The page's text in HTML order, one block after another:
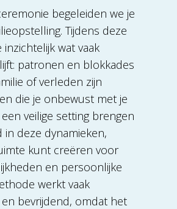
begeleiden we je
Tijdens deze
inzichtelijk wat vaak
patronen en blokkades
of verleden zijn
die je onbewust met je
veilige setting brengen
deze dynamieken,
kunt creëren voor
en persoonlijke
werkt vaak
bevrijdend, omdat het